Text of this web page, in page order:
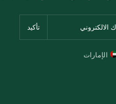
الإمارات